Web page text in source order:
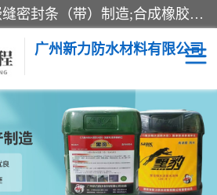
经营范围包括防水嵌缝密封条（带）制造;合成橡胶制造（监控化学品、危险化学品除外）;沥青混合物制造;防水胶粘带制造;其他合成材料制造（监控化学品、危险化学品除外）;涂料制造（监控化学品、危险化学品除外）;建筑结构防水补漏;防水建筑材料制造;粘合剂制造（监控化学品、危险化学品除外）;涂料零售;广州新力防水材料有限公司具有1处分支机构。
广州新力防水材料有限公司
建筑108胶水
自粘卷材